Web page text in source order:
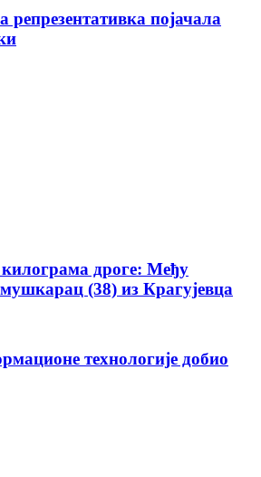
репрезентативка појачала
дроге: Међу
(38) из Крагујевца
технологије добио